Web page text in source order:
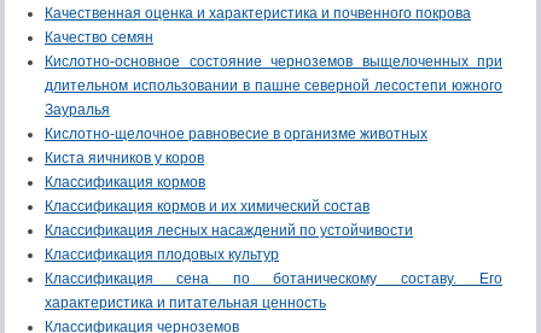
Качественная оценка и характеристика и почвенного покрова
Качество семян
Кислотно-основное состояние черноземов выщелоченных при
длительном использовании в пашне северной лесостепи южного
Зауралья
Кислотно-щелочное равновесие в организме животных
Киста яичников у коров
Классификация кормов
Классификация кормов и их химический состав
Классификация лесных насаждений по устойчивости
Классификация плодовых культур
Классификация сена по ботаническому составу. Его
характеристика и питательная ценность
Классификация черноземов